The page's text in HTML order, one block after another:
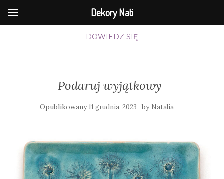
DOWIEDZ SIĘ
Podaruj wyjątkowy
Opublikowany11 grudnia, 2023 by Natalia
Dekory Nati